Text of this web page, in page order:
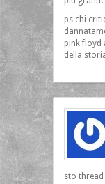
ps chi
pink floyd
della
sto thread